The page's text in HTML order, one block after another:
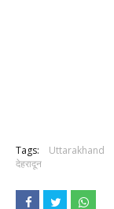
Tags: Uttarakhand
देहरादून